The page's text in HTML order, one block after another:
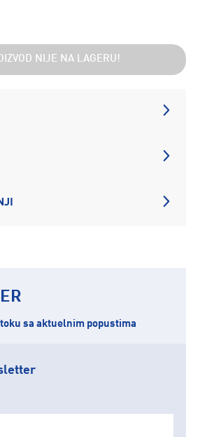
NIJE NA LAGERU!
sa aktuelnim popustima